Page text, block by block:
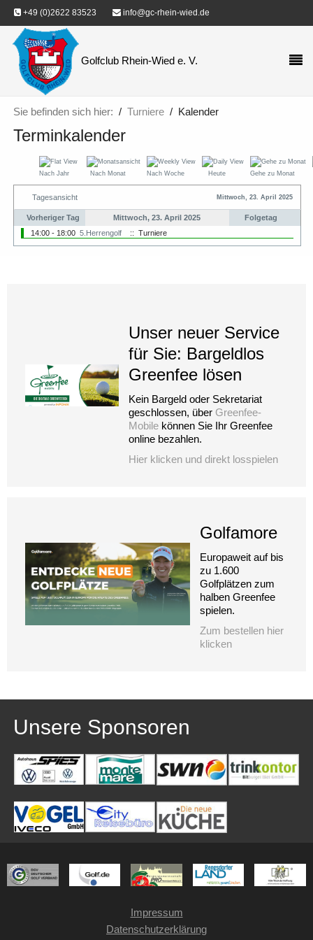
+49 (0)2622 83523 info@gc-rhein-wied.de
Golfclub Rhein-Wied e. V.
Sie befinden sich hier: Turniere Kalender
Terminkalender
Nach Jahr Nach Monat Nach Woche Heute Gehe zu Monat
Tagesansicht Mittwoch, 23. April 2025
Vorheriger Tag Mittwoch, 23. April 2025
Folgetag
14:00 - 18:00 5.Herrengolf :: Turniere
Unser neuer Service
für Sie: Bargeldlos
Greenfee lösen
Kein Bargeld oder Sekretariat
geschlossen, über Greenfee-
Mobile können Sie Ihr Greenfee
online bezahlen.
Hier klicken und direkt losspielen
Golfamore
Europaweit auf bis
zu 1.600
Golfplätzen zum
halben Greenfee
spielen.
Zum bestellen hier
klicken
Unsere Sponsoren
Impressum
Datenschutzerklärung